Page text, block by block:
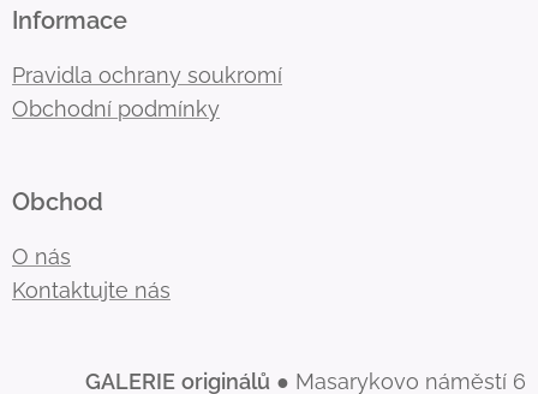
Informace
Pravidla ochrany soukromí
Obchodní podmínky
Obchod
O nás
Kontaktujte nás
GALERIE originálů ● Masarykovo náměstí 6